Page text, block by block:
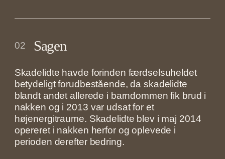
02 Sagen
Skadelidte havde forinden færdselsuheldet
betydeligt forudbestående, da skadelidte
blandt andet allerede i barndommen fik brud i
nakken og i 2013 var udsat for et
højenergitraume. Skadelidte blev i maj 2014
opereret i nakken herfor og oplevede i
perioden derefter bedring.